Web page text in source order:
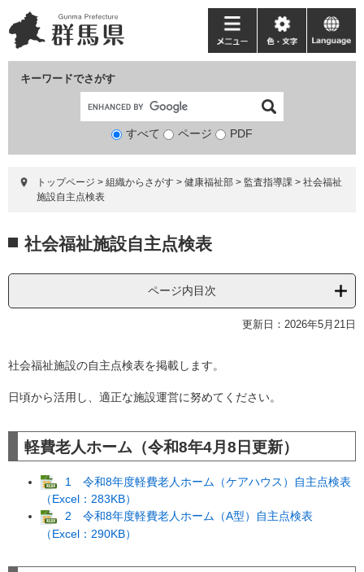
ー
ジ
ニ
ュ
て
キーワードでさがす
検
象
すべて ページ PDF
メ
ニ
ー
色・
文
language
トップページ > 組織からさがす > 健康福祉部 > 監査指導課 > 社会福祉
施設自主点検表
文 社会福祉施設自主点検表
ページ内目次
更新日：2026年5月21日
社会福祉施設の自主点検表を掲載します。
日頃から活用し、適正な施設運営に努めてください。
軽費老人ホーム（令和8年4月8日更新）
1 令和8年度軽費老人ホーム（ケアハウス）自主点検表
（Excel：283KB）
2 令和8年度軽費老人ホーム（A型）自主点検表
（Excel：290KB）